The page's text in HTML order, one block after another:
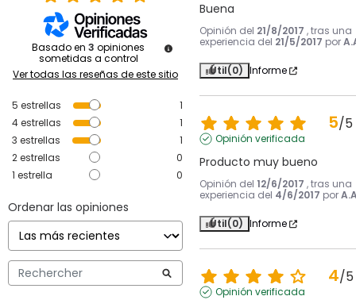
Basado en 3 opiniones
sometidas a control
Ver todas las reseñas de este sitio
5 estrellas
1
4estrellas
1
3 estrellas
1
2estrellas
0
1 estrella 0
Ordenar las opiniones
Buena
Opinión del 21/8/2017 , tras una
experiencia del 21/5/2017 por
Útil(0) Informe
5/5
Opinión verificada
Producto muy bueno
Opinión del 12/6/2017 , tras una
experiencia del 4/6/2017 por
Útil(0) Informe
4/5
Opinión verificada